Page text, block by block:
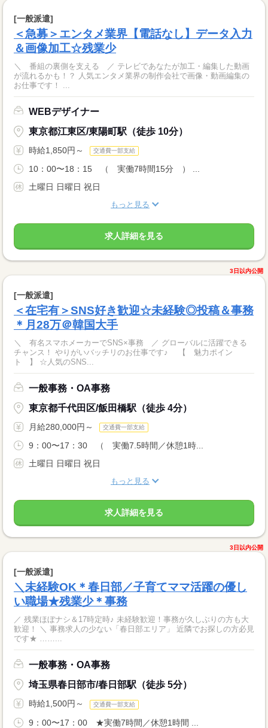
[一般派遣]
＜急募＞エンタメ業界【電話なし】データ入力
＆画像加工☆残業少
＼ 番組の裏側を支える ／ テレビであなたが加工・編集した動画
が流れるかも！？ 人気エンタメ業界の制作会社で画像・動画編集の
WEBデザイナー
東京都江東区/東陽町駅（徒歩 10分）
時給1,850円～ 交通費一部支給
10：00〜18：15 （ 実働7時間15分 ） ...
土曜日 日曜日 祝日
もっと見る
求人詳細を見る
3日以内公開
[一般派遣]
＜在宅有＞SNS好き歓迎☆未経験◎投稿＆事務
＊月28万＠韓国大手
＼ 有名スマホメーカーでSNS×事務 ／ グローバルに活躍できる
チャンス！ やりがいバッチリのお仕事です♪ 【 魅力ポイン
ト 】 ☆人気のSNS...
一般事務・OA事務
東京都千代田区/飯田橋駅（徒歩 4分）
月給280,000円～ 交通費一部支給
9：00〜17：30 （ 実働7.5時間／休憩1時...
土曜日 日曜日 祝日
もっと見る
求人詳細を見る
3日以内公開
[一般派遣]
＼未経験OK＊春日部／子育てママ活躍の優し
い職場★残業少＊事務
／ 残業ほぼナシ＆17時定時♪ 未経験歓迎！事務が久しぶりの方も大
歓迎！ ＼ 事務求人の少ない「春日部エリア」 近隣でお探しの方必見
です★ ……...
一般事務・OA事務
埼玉県春日部市/春日部駅（徒歩 5分）
時給1,500円～ 交通費一部支給
9：00〜17：00 ★実働7時間／休憩1時間 ...